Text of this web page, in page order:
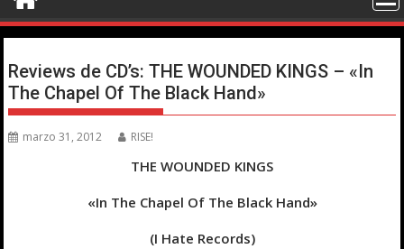
Reviews de CD’s: THE WOUNDED KINGS – «In
The Chapel Of The Black Hand»
marzo 31, 2012 RISE!
THE WOUNDED KINGS
«In The Chapel Of The Black Hand»
(I Hate Records)